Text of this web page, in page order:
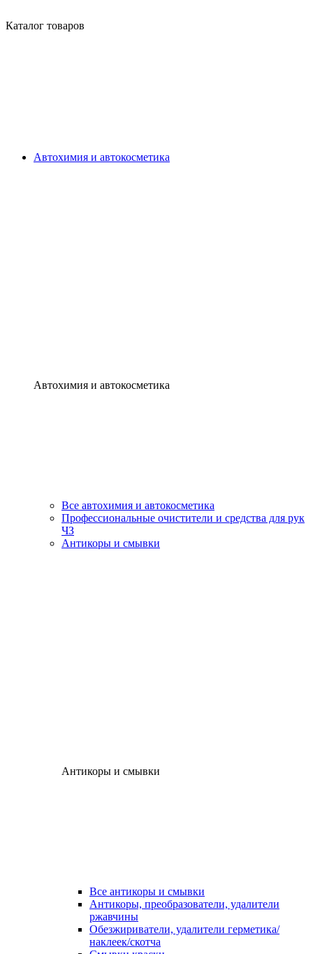
Каталог товаров
Автохимия и автокосметика
Автохимия и автокосметика
Все автохимия и автокосметика
Профессиональные очистители и средства для рук
ЧЗ
Антикоры и смывки
Антикоры и смывки
Все антикоры и смывки
Антикоры, преобразователи, удалители
ржавчины
Обезжириватели, удалители герметика/
наклеек/скотча